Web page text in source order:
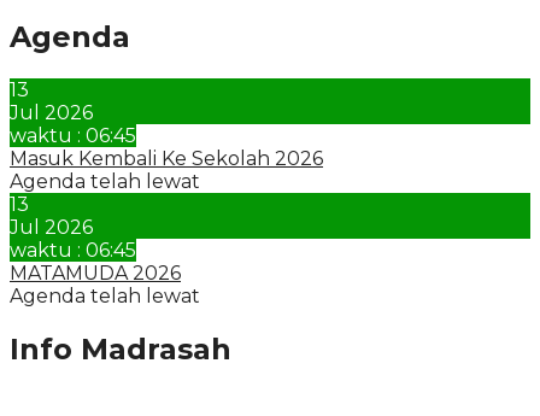
Agenda
13
Jul 2026
waktu : 06:45
Masuk Kembali Ke Sekolah 2026
Agenda telah lewat
13
Jul 2026
waktu : 06:45
MATAMUDA 2026
Agenda telah lewat
Info Madrasah